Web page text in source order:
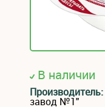
В наличии
Производитель:
завод №1"